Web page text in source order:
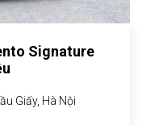
Signature
Giấy, Hà Nội